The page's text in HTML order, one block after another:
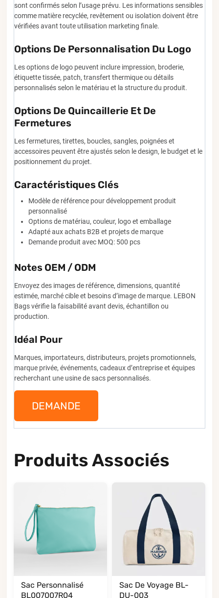
sont confirmés selon l’usage prévu. Les informations sensibles
comme matière recyclée, revêtement ou isolation doivent être
vérifiées avant toute utilisation marketing finale.
Options De Personnalisation Du Logo
Les options de logo peuvent inclure impression, broderie,
étiquette tissée, patch, transfert thermique ou détails
personnalisés selon le matériau et la structure du produit.
Options De Quincaillerie Et De
Fermetures
Les fermetures, tirettes, boucles, sangles, poignées et
accessoires peuvent être ajustés selon le design, le budget et le
positionnement du projet.
Caractéristiques Clés
Modèle de référence pour développement produit
personnalisé
Options de matériau, couleur, logo et emballage
Adapté aux achats B2B et projets de marque
Demande produit avec MOQ: 500 pcs
Notes OEM / ODM
Envoyez des images de référence, dimensions, quantité
estimée, marché cible et besoins d’image de marque. LEBON
Bags vérifie la faisabilité avant devis, échantillon ou
production.
Idéal Pour
Marques, importateurs, distributeurs, projets promotionnels,
marque privée, événements, cadeaux d’entreprise et équipes
recherchant une usine de sacs personnalisés.
DEMANDE
Produits Associés
Sac Personnalisé
BL007007R04
Sac De Voyage BL-
DU-003